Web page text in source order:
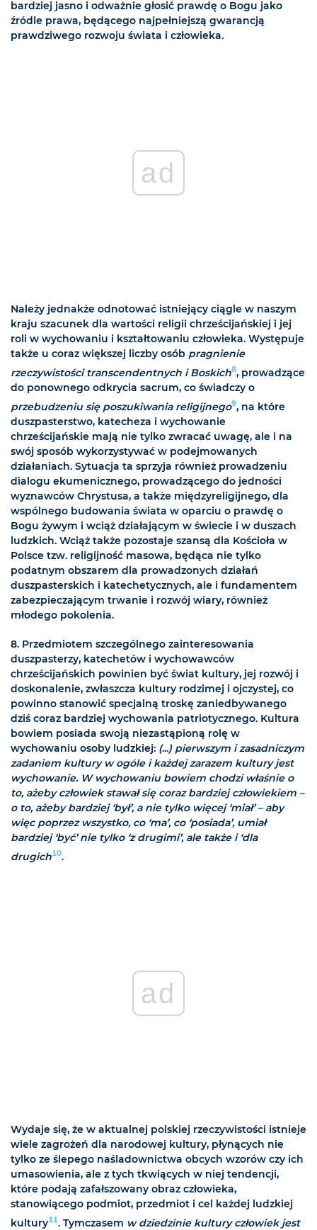
bardziej jasno i odważnie głosić prawdę o Bogu jako
źródle prawa, będącego najpełniejszą gwarancją
prawdziwego rozwoju świata i człowieka.
ad
Należy jednakże odnotować istniejący ciągle w naszym
kraju szacunek dla wartości religii chrześcijańskiej i jej
roli w wychowaniu i kształtowaniu człowieka. Występuje
także u coraz większej liczby osób pragnienie
rzeczywistości transcendentnych i Boskich8, prowadzące
do ponownego odkrycia sacrum, co świadczy o
przebudzeniu się poszukiwania religijnego9, na które
duszpasterstwo, katecheza i wychowanie
chrześcijańskie mają nie tylko zwracać uwagę, ale i na
swój sposób wykorzystywać w podejmowanych
działaniach. Sytuacja ta sprzyja również prowadzeniu
dialogu ekumenicznego, prowadzącego do jedności
wyznawców Chrystusa, a także międzyreligijnego, dla
wspólnego budowania świata w oparciu o prawdę o
Bogu żywym i wciąż działającym w świecie i w duszach
ludzkich. Wciąż także pozostaje szansą dla Kościoła w
Polsce tzw. religijność masowa, będąca nie tylko
podatnym obszarem dla prowadzonych działań
duszpasterskich i katechetycznych, ale i fundamentem
zabezpieczającym trwanie i rozwój wiary, również
młodego pokolenia.
8. Przedmiotem szczególnego zainteresowania
duszpasterzy, katechetów i wychowawców
chrześcijańskich powinien być świat kultury, jej rozwój i
doskonalenie, zwłaszcza kultury rodzimej i ojczystej, co
powinno stanowić specjalną troskę zaniedbywanego
dziś coraz bardziej wychowania patriotycznego. Kultura
bowiem posiada swoją niezastąpioną rolę w
wychowaniu osoby ludzkiej: (...) pierwszym i zasadniczym
zadaniem kultury w ogóle i każdej zarazem kultury jest
wychowanie. W wychowaniu bowiem chodzi właśnie o
to, ażeby człowiek stawał się coraz bardziej człowiekiem –
o to, ażeby bardziej ‘był’, a nie tylko więcej ‘miał’ – aby
więc poprzez wszystko, co ‘ma’, co ‘posiada’, umiał
bardziej ‘być’ nie tylko ‘z drugimi’, ale także i ‘dla
drugich10.
ad
Wydaje się, że w aktualnej polskiej rzeczywistości istnieje
wiele zagrożeń dla narodowej kultury, płynących nie
tylko ze ślepego naśladownictwa obcych wzorów czy ich
umasowienia, ale z tych tkwiących w niej tendencji,
które podają zafałszowany obraz człowieka,
stanowiącego podmiot, przedmiot i cel każdej ludzkiej
kultury11. Tymczasem w dziedzinie kultury człowiek jest